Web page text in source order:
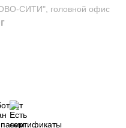
СИТИ", головной офис